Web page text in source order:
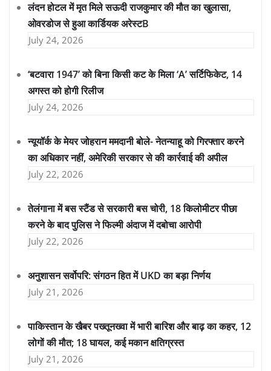
लंदन होटल में मृत मिले सऊदी राजकुमार की मौत का खुलासा,
ओवरडोज से हुआ कार्डियक अरेस्टB
July 24, 2026
‘बटवारा 1947’ को बिना किसी कट के मिला ‘A’ सर्टिफिकेट, 14
अगस्त को होगी रिलीज
July 24, 2026
न्यूयॉर्क के मेयर जोहरान ममदानी बोले- नेतन्याहू को गिरफ्तार करने
का अधिकार नहीं, अमेरिकी सरकार से की कार्रवाई की अपील
July 22, 2026
तेलंगाना में बस स्टैंड से सरकारी बस चोरी, 18 किलोमीटर पीछा
करने के बाद पुलिस ने फिल्मी अंदाज में दबोचा आरोपी
July 22, 2026
अनुशासन सर्वोपरि: संगठन हित में UKD का बड़ा निर्णय
July 21, 2026
पाकिस्तान के खैबर पख्तूनख्वा में भारी बारिश और बाढ़ का कहर, 12
लोगों की मौत; 18 घायल, कई मकान क्षतिग्रस्त
July 21, 2026